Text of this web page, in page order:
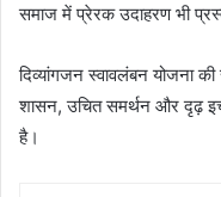
समाज में प्रेरक उदाहरण भी
दिव्यांगजन स्वावलंबन योजना
शासन, उचित समर्थन और दृढ़
है।